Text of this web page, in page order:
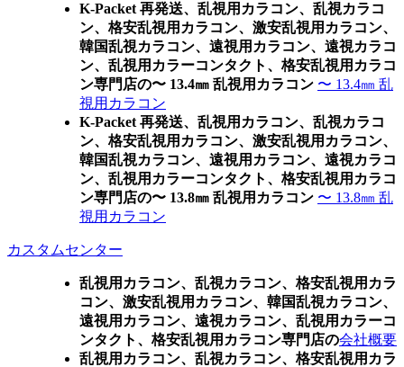
K-Packet 再発送、乱視用カラコン、乱視カラコ
ン、格安乱視用カラコン、激安乱視用カラコン、
韓国乱視カラコン、遠視用カラコン、遠視カラコ
ン、乱視用カラーコンタクト、格安乱視用カラコ
ン専門店の〜 13.4㎜ 乱視用カラコン 〜 13.4㎜ 乱
視用カラコン
K-Packet 再発送、乱視用カラコン、乱視カラコ
ン、格安乱視用カラコン、激安乱視用カラコン、
韓国乱視カラコン、遠視用カラコン、遠視カラコ
ン、乱視用カラーコンタクト、格安乱視用カラコ
ン専門店の〜 13.8㎜ 乱視用カラコン 〜 13.8㎜ 乱
視用カラコン
カスタムセンター
乱視用カラコン、乱視カラコン、格安乱視用カラ
コン、激安乱視用カラコン、韓国乱視カラコン、
遠視用カラコン、遠視カラコン、乱視用カラーコ
ンタクト、格安乱視用カラコン専門店の会社概要
乱視用カラコン、乱視カラコン、格安乱視用カラ